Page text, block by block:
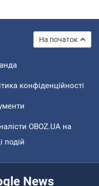
На початок
конфіденційності
OBOZ.UA на
подій
News